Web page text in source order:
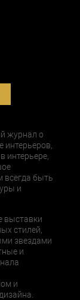
журнал о
интерьеров,
интерьере,
всегда быть
и
выставки
стилей,
звездами
и
и